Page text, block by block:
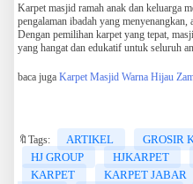
Karpet masjid ramah anak dan keluarga
pengalaman ibadah yang menyenangkan,
Dengan pemilihan karpet yang tepat,
yang hangat dan edukatif untuk seluruh
baca juga Karpet Masjid Warna Hijau
🔖Tags: ARTIKEL
GROSIR
HJ GROUP
HJKARPET
KARPET
KARPET JABAR